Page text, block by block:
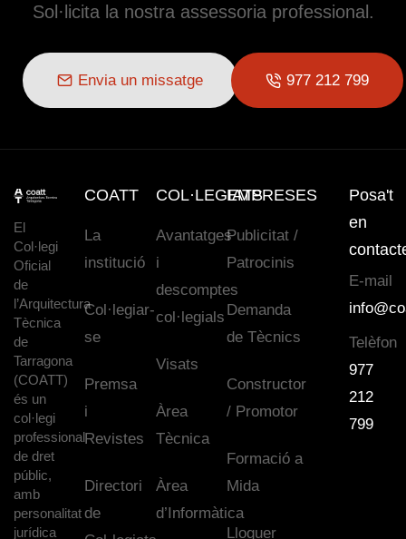
Sol·licita la nostra assessoria professional.
Envia un missatge 977 212 799
El
Col·legi
Oficial
de
l’Arquitectura
Tècnica
de
Tarragona
(COATT)
és un
col·legi
professional
de dret
públic,
amb
personalitat
jurídica
COATT
La
institució
Col·legiar-
se
Premsa
i
Revistes
Directori
de
COL·LEGIATS
Avantatges
i
descomptes
col·legials
Visats
Àrea
Tècnica
Àrea
d’Informàtica
EMPRESES
Publicitat /
Patrocinis
Demanda
de Tècnics
Constructor
/ Promotor
Formació a
Mida
Lloguer
Posa't
en
E-mail
Telèfon
977
212
799